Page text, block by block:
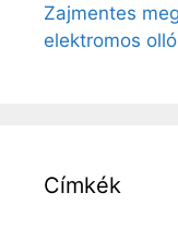
Zajmentes
elektromos
Címkék